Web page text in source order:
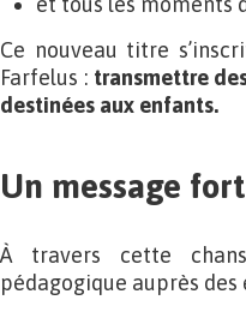
Ce nouveau titre
Farfelus : transmettre
destinées aux enfants.
Un message
À travers cette
pédagogique auprès